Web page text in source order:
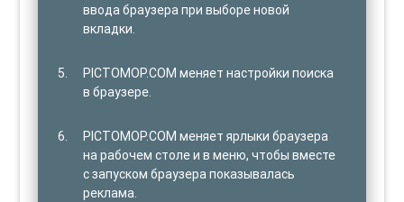
ввода браузера при выборе новой
вкладки.
PICTOMOP.COM меняет настройки поиска
в браузере.
PICTOMOP.COM меняет ярлыки браузера
на рабочем столе и в меню, чтобы вместе
с запуском браузера показывалась
реклама.